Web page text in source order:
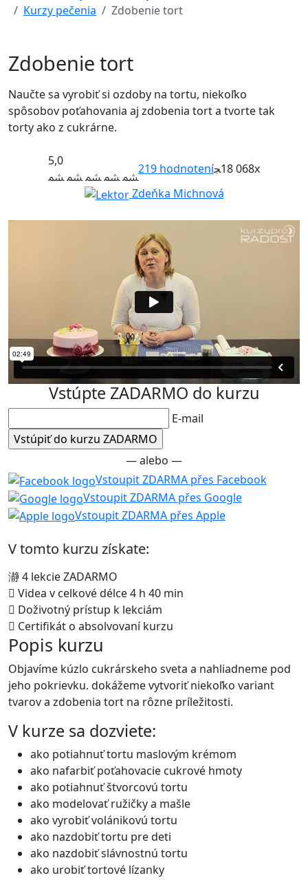
Kurzy pečenia
Zdobenie tort
Zdobenie tort
Naučte sa vyrobiť si ozdoby na tortu, niekoľko
spôsobov poťahovania aj zdobenia tort a tvorte tak
torty ako z cukrárne.
5,0
219 hodnotení 18 068x
Zdeňka Michnová
Vstúpte ZADARMO do kurzu
E-mail
— alebo —
Vstoupit ZDARMA přes Facebook
Vstoupit ZDARMA přes Google
Vstoupit ZDARMA přes Apple
V tomto kurzu získate:
4 lekcie ZADARMO
Videa v celkové délce 4 h 40 min
Doživotný prístup k lekciám
Certifikát o absolvovaní kurzu
Popis kurzu
Objavíme kúzlo cukrárskeho sveta a nahliadneme pod
jeho pokrievku. dokážeme vytvoriť niekoľko variant
tvarov a zdobenia tort na rôzne príležitosti.
V kurze sa dozviete:
ako potiahnuť tortu maslovým krémom
ako nafarbiť poťahovacie cukrové hmoty
ako potiahnuť štvorcovú tortu
ako modelovať ružičky a mašle
ako vyrobiť volánikovú tortu
ako nazdobiť tortu pre deti
ako nazdobiť slávnostnú tortu
ako urobiť tortové lízanky